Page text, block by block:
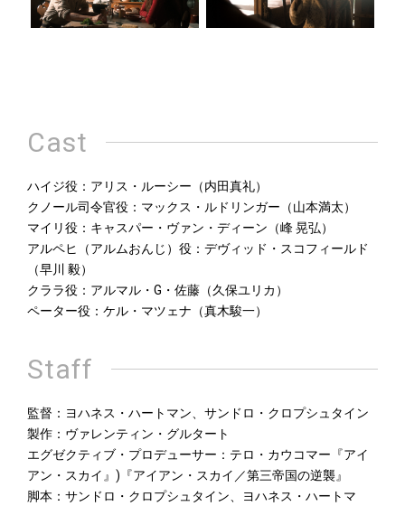
Cast
ハイジ役：アリス・ルーシー（内田真礼）
クノール司令官役：マックス・ルドリンガー（山本満太）
マイリ役：キャスパー・ヴァン・ディーン（峰 晃弘）
アルペヒ（アルムおんじ）役：デヴィッド・スコフィールド
（早川 毅）
クララ役：アルマル・G・佐藤（久保ユリカ）
ペーター役：ケル・マツェナ（真木駿一）
Staff
監督：ヨハネス・ハートマン、サンドロ・クロプシュタイン
製作：ヴァレンティン・グルタート
エグゼクティブ・プロデューサー：テロ・カウコマー『アイ
アン・スカイ』)『アイアン・スカイ／第三帝国の逆襲』
脚本：サンドロ・クロプシュタイン、ヨハネス・ハートマ